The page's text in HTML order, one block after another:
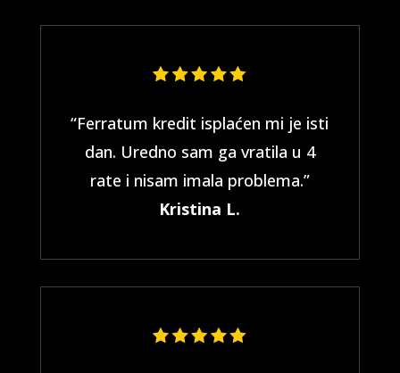
“Ferratum kredit isplaćen mi je isti
dan. Uredno sam ga vratila u 4
rate i nisam imala problema.”
Kristina L.